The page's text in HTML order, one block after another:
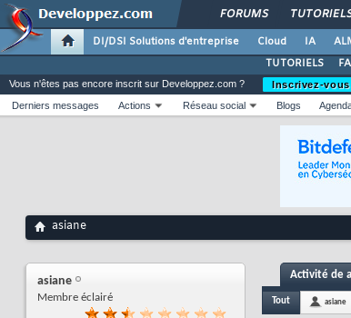
FORUMS
DI/DSI Solutions d'entreprise Cloud IA
TUTORIELS
Vous n'êtes pas encore inscrit sur Developpez.com ?
Inscrivez-
Derniers messages
Actions Réseau social Blogs
asiane
asiane
Membre éclairé
Activité de
Tout asiane